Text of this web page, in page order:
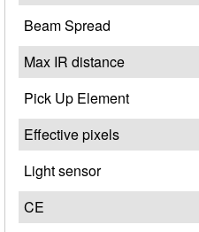
Beam Spread
Max IR distance
Pick Up Element
Effective pixels
Light sensor
CE